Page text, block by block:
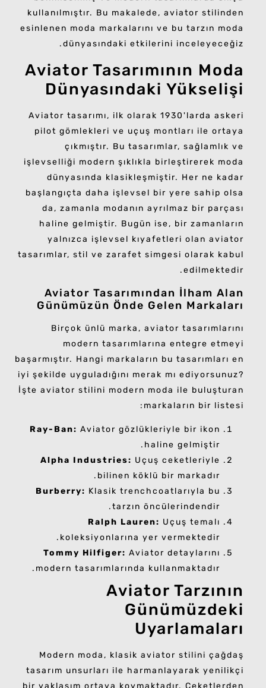
kullanılmıştır. Bu makalede, aviator stilinden
esinlenen moda markalarını ve bu tarzın moda
dünyasındaki etkilerini inceleyeceğiz.
Aviator Tasarımının Moda
Dünyasındaki Yükselişi
Aviator tasarımı, ilk olarak 1930'larda askeri
pilot gömlekleri ve uçuş montları ile ortaya
çıkmıştır. Bu tasarımlar, sağlamlık ve
işlevselliği modern şıklıkla birleştirerek moda
dünyasında klasikleşmiştir. Her ne kadar
başlangıçta daha işlevsel bir yere sahip olsa
da, zamanla modanın ayrılmaz bir parçası
haline gelmiştir. Bugün ise, bir zamanların
yalnızca işlevsel kıyafetleri olan aviator
tasarımlar, stil ve zarafet simgesi olarak kabul
edilmektedir.
Aviator Tasarımından İlham Alan
Günümüzün Önde Gelen Markaları
Birçok ünlü marka, aviator tasarımlarını
modern tasarımlarına entegre etmeyi
başarmıştır. Hangi markaların bu tasarımları en
iyi şekilde uyguladığını merak mı ediyorsunuz?
İşte aviator stilini modern moda ile buluşturan
markaların bir listesi:
Ray-Ban: Aviator gözlükleriyle bir ikon
haline gelmiştir.
Alpha Industries: Uçuş ceketleriyle
bilinen köklü bir markadır.
Burberry: Klasik trenchcoatlarıyla bu
tarzın öncülerindendir.
Ralph Lauren: Uçuş temalı
koleksiyonlarına yer vermektedir.
Tommy Hilfiger: Aviator detaylarını
modern tasarımlarında kullanmaktadır.
Aviator Tarzının
Günümüzdeki
Uyarlamaları
Modern moda, klasik aviator stilini çağdaş
tasarım unsurları ile harmanlayarak yenilikçi